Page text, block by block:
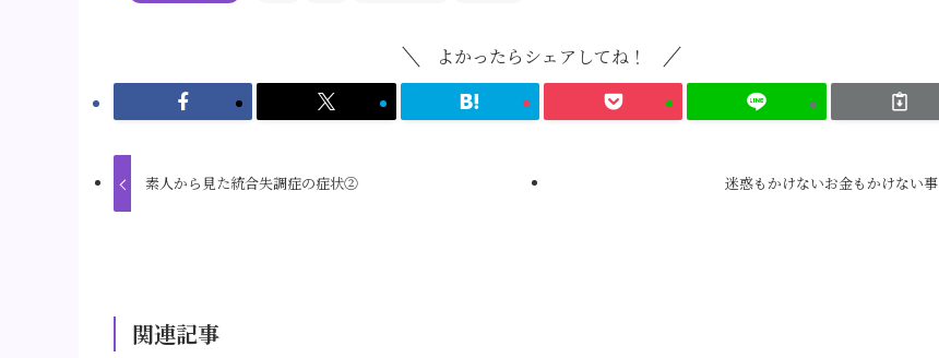
よかったらシェアしてね！
素人から見た統合失調症の症状② 迷惑もかけないお金もかけない事
関連記事